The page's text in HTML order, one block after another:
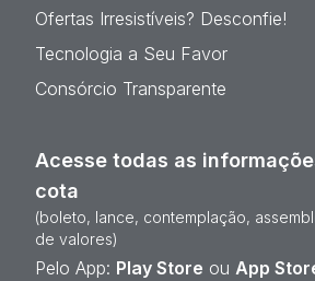
Ofertas Irresistíveis? Desconfie!
Tecnologia a Seu Favor
Consórcio Transparente
Acesse todas as
cota
(boleto, lance, contemplação,
de valores)
Pelo App: Play Store ou App